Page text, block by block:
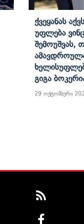
Ქვეყანას
Უფლება
Შემოუშვას,
Გიგა
29 ოქტომბერი